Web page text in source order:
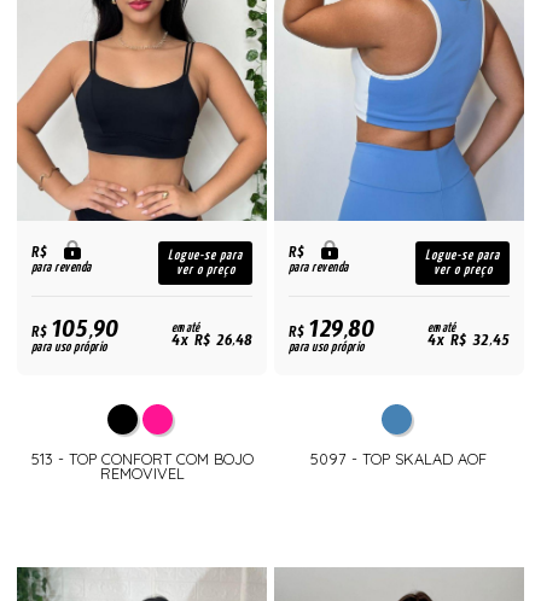
R$
para revenda
Logue-se para
ver o preço
R$105,90
para uso próprio
em até
4x R$ 26,48
513 - TOP CONFORT COM BOJO
REMOVIVEL
R$
para revenda
Logue-se para
ver o preço
R$129,80
para uso próprio
em até
4x R$ 32,45
5097 - TOP SKALAD AOF